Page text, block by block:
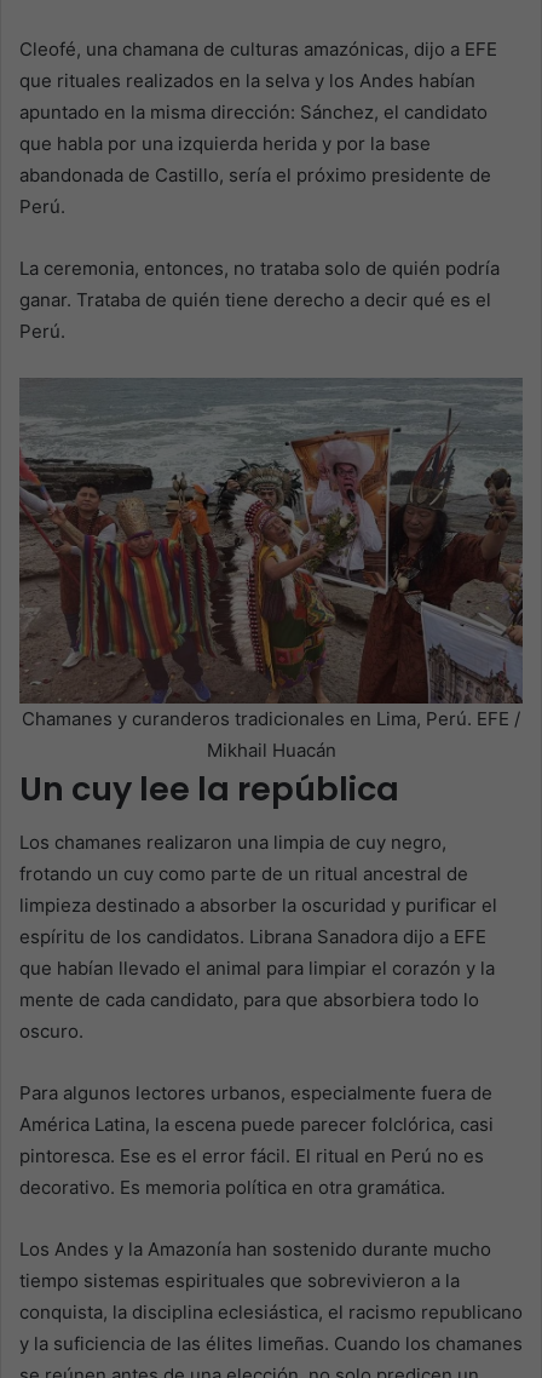
Cleofé, una chamana de culturas amazónicas, dijo a EFE
que rituales realizados en la selva y los Andes habían
apuntado en la misma dirección: Sánchez, el candidato
que habla por una izquierda herida y por la base
abandonada de Castillo, sería el próximo presidente de
Perú.
La ceremonia, entonces, no trataba solo de quién podría
ganar. Trataba de quién tiene derecho a decir qué es el
Perú.
Chamanes y curanderos tradicionales en Lima, Perú. EFE /
Mikhail Huacán
Un cuy lee la república
Los chamanes realizaron una limpia de cuy negro,
frotando un cuy como parte de un ritual ancestral de
limpieza destinado a absorber la oscuridad y purificar el
espíritu de los candidatos. Librana Sanadora dijo a EFE
que habían llevado el animal para limpiar el corazón y la
mente de cada candidato, para que absorbiera todo lo
oscuro.
Para algunos lectores urbanos, especialmente fuera de
América Latina, la escena puede parecer folclórica, casi
pintoresca. Ese es el error fácil. El ritual en Perú no es
decorativo. Es memoria política en otra gramática.
Los Andes y la Amazonía han sostenido durante mucho
tiempo sistemas espirituales que sobrevivieron a la
conquista, la disciplina eclesiástica, el racismo republicano
y la suficiencia de las élites limeñas. Cuando los chamanes